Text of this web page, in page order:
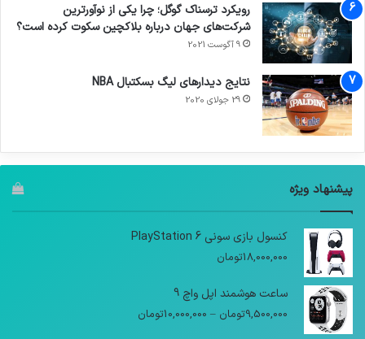
رویکرد ترسناک گوگل؛ چرا یکی از نوآورترین
شرکت‌های جهان درباره بلاکچین سکوت کرده است؟
9 آگوست 2021
نتایج دیدار‌های لیگ بسکتبال NBA
29 جولای 2020
پیشنهاد ویژه
کنسول بازی سونی PlayStation 6
18,000,000تومان
ساعت هوشمند اپل واچ 9
9,500,000تومان –
10,000,000تومان